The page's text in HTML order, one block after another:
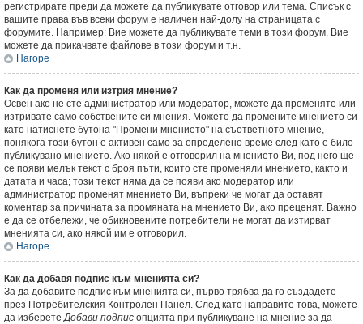
регистрирате преди да можете да публикувате отговор или тема. Списък с
вашите права във всеки форум е наличен най-долу на страницата с
форумите. Например: Вие можете да публикувате теми в този форум, Вие
можете да прикачвате файлове в този форум и т.н.
Нагоре
Как да променя или изтрия мнение?
Освен ако не сте администратор или модератор, можете да променяте или
изтривате само собствените си мнения. Можете да промените мнението си
като натиснете бутона "Промени мнението" на съответното мнение,
понякога този бутон е активен само за определено време след като е било
публикувано мнението. Ако някой е отговорил на мнението Ви, под него ще
се появи мелък текст с броя пъти, които сте променяли мнението, както и
датата и часа; този текст няма да се появи ако модератор или
администратор променят мнението Ви, въпреки че могат да оставят
коментар за причината за промяната на мнението Ви, ако преценят. Важно
е да се отбележи, че обикновените потребители не могат да изтирват
мненията си, ако някой им е отговорил.
Нагоре
Как да добавя подпис към мненията си?
За да добавите подпис към мненията си, първо трябва да го създадете
през Потребителския Контролен Панел. След като направите това, можете
да изберетеДобави подпис опцията при публикуване на мнение за да